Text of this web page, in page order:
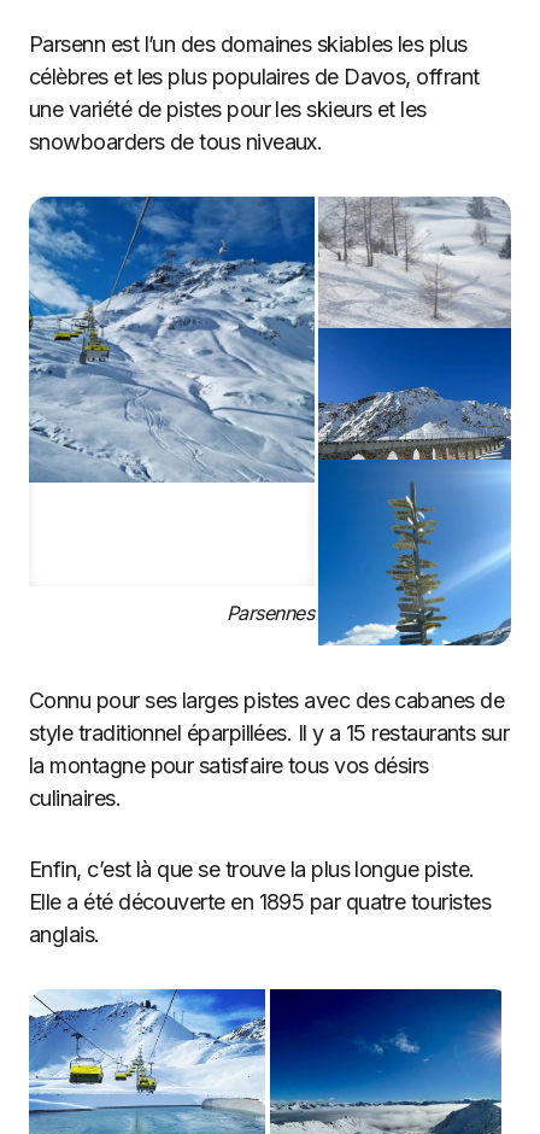
Parsenn est l’un des domaines skiables les plus
célèbres et les plus populaires de Davos, offrant
une variété de pistes pour les skieurs et les
snowboarders de tous niveaux.
Parsennes
Connu pour ses larges pistes avec des cabanes de
style traditionnel éparpillées. Il y a 15 restaurants sur
la montagne pour satisfaire tous vos désirs
culinaires.
Enfin, c’est là que se trouve la plus longue piste.
Elle a été découverte en 1895 par quatre touristes
anglais.